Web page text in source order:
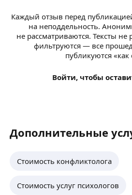
Каждый отзыв перед
на неподдельность.
не рассматриваются. Тексты не
фильтруются — все
публикуются «как
Войти, чтобы
Дополнительные
Стоимость конфликтолога
Стоимость услуг психологов